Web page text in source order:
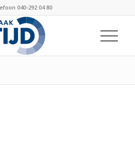
040-292 04 80